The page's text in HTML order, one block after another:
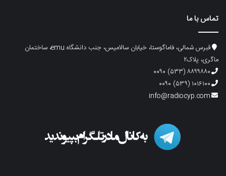
تماس با ما
قبرس شمالی، فاماگوستا، خیابان سالامیس، جنب دانشگاه emu، ساختمان
ماگری، پلاک۲
۸۸۹۹۸۸۰ (۵۳۳) ۰۰۹۰
۱۰۱۶۱۰۰ (۵۳۹) ۰۰۹۰
info@radiocyp.com